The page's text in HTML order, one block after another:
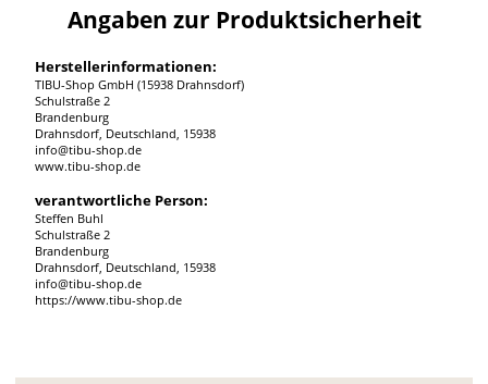
Angaben zur Produktsicherheit
Herstellerinformationen:
TIBU-Shop GmbH (15938 Drahnsdorf)
Schulstraße 2
Brandenburg
Drahnsdorf, Deutschland, 15938
info@tibu-shop.de
www.tibu-shop.de
verantwortliche Person:
Steffen Buhl
Schulstraße 2
Brandenburg
Drahnsdorf, Deutschland, 15938
info@tibu-shop.de
https://www.tibu-shop.de